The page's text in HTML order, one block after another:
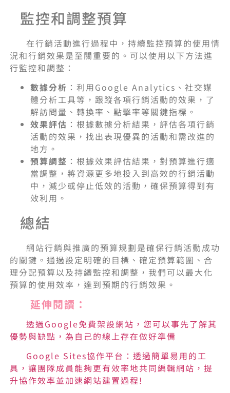
監控和調整預算
在行銷活動進行過程中，持續監控預算的使用情
況和行銷效果是至關重要的。可以使用以下方法進
行監控和調整：
數據分析 ：利用Google Analytics、社交媒
體分析工具等，跟蹤各項行銷活動的效果，了
解訪問量、轉換率、點擊率等關鍵指標。
效果評估 ：根據數據分析結果，評估各項行銷
活動的效果，找出表現優異的活動和需改進的
地方。
預算調整 ：根據效果評估結果，對預算進行適
當調整，將資源更多地投入到高效的行銷活動
中，減少或停止低效的活動，確保預算得到有
效利用。
總結
網站行銷與推廣的預算規劃是確保行銷活動成功
的關鍵。通過設定明確的目標、確定預算範圍、合
理分配預算以及持續監控和調整，我們可以最大化
預算的使用效率，達到預期的行銷效果。
延伸閱讀：
透過Google免費架設網站，您可以事先了解其
優勢與缺點，為自己的線上存在做好準備
Google Sites協作平台：透過簡單易用的工
具，讓團隊成員能夠更有效率地共同編輯網站，提
升協作效率並加速網站建置過程!